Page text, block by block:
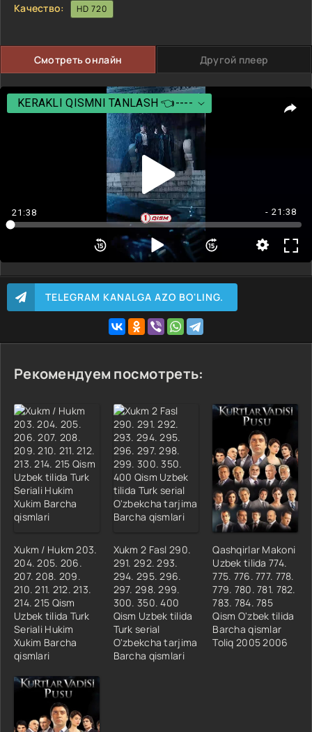
Качество: HD 720
Смотреть онлайн Другой плеер
21:38 - 21:38
KERAKLI QISMNI TANLASH 👈----
KERAKLI QISMNI TANLASH 👈----
41-50 Qism
TELEGRAM KANALGA AZO BO'LING.
Рекомендуем посмотреть:
Xukm / Hukm 203.
204. 205. 206.
207. 208. 209.
210. 211. 212. 213.
214. 215 Qism
Uzbek tilida Turk
Seriali Hukim
Xukim Barcha
qismlari
Xukm 2 Fasl 290.
291. 292. 293.
294. 295. 296.
297. 298. 299.
300. 350. 400
Qism Uzbek tilida
Turk serial
O'zbekcha tarjima
Barcha qismlari
Qashqirlar Makoni
Uzbek tilida 774.
775. 776. 777. 778.
779. 780. 781. 782.
783. 784. 785
Qism O'zbek tilida
Barcha qismlar
Toliq 2005 2006